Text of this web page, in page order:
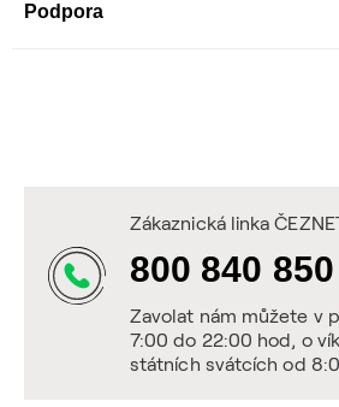
Podpora
Zákaznická linka
800 840 850
Zavolat nám můžete v
7:00 do 22:00 hod, o
státních svátcích od